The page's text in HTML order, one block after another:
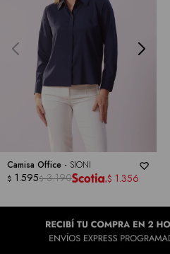
Camisa Office - SIONI
$ 1.595$ 3.190 $ 1.356